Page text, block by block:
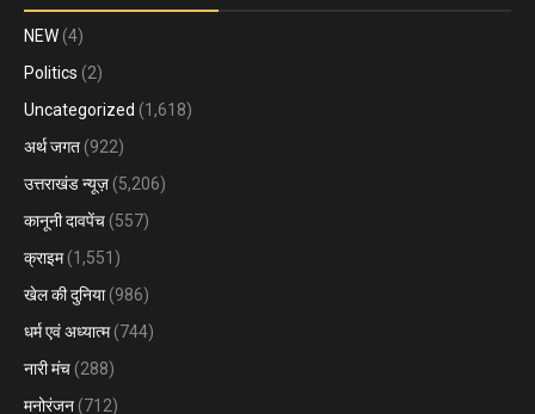
NEW (4)
Politics (2)
Uncategorized (1,618)
अर्थ जगत (922)
उत्तराखंड न्यूज़ (5,206)
कानूनी दावपेंच (557)
क्राइम(1,551)
खेल की दुनिया(986)
धर्म एवं अध्यात्म(744)
नारी मंच (288)
मनोरंजन (712)